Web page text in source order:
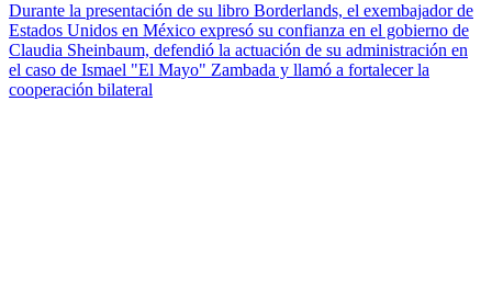
Durante la presentación de su libro Borderlands, el exembajador de
Estados Unidos en México expresó su confianza en el gobierno de
Claudia Sheinbaum, defendió la actuación de su administración en
el caso de Ismael "El Mayo" Zambada y llamó a fortalecer la
cooperación bilateral